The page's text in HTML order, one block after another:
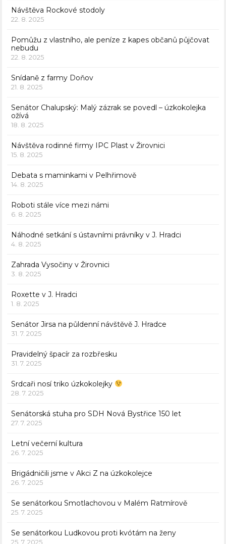
Návštěva Rockové stodoly
22. 8. 2025
Pomůžu z vlastního, ale peníze z kapes občanů půjčovat
nebudu
22. 8. 2025
Snídaně z farmy Doňov
21. 8. 2025
Senátor Chalupský: Malý zázrak se povedl – úzkokolejka
ožívá
18. 8. 2025
Návštěva rodinné firmy IPC Plast v Žirovnici
15. 8. 2025
Debata s maminkami v Pelhřimově
14. 8. 2025
Roboti stále více mezi námi
6. 8. 2025
Náhodné setkání s ústavními právníky v J. Hradci
4. 8. 2025
Zahrada Vysočiny v Žirovnici
3. 8. 2025
Roxette v J. Hradci
1. 8. 2025
Senátor Jirsa na půldenní návštěvě J. Hradce
31. 7. 2025
Pravidelný špacír za rozbřesku
31. 7. 2025
Srdcaři nosí triko úzkokolejky
28. 7. 2025
Senátorská stuha pro SDH Nová Bystřice 150 let
27. 7. 2025
Letní večerní kultura
26. 7. 2025
Brigádničili jsme v Akci Z na úzkokolejce
26. 7. 2025
Se senátorkou Smotlachovou v Malém Ratmírově
25. 7. 2025
Se senátorkou Ludkovou proti kvótám na ženy
25. 7. 2025